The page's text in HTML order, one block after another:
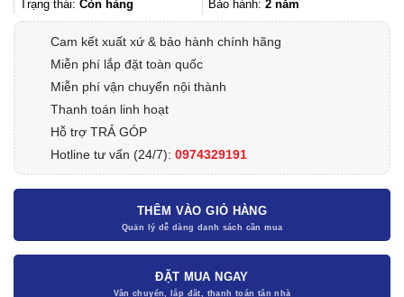
Trạng thái: Còn hàng Bảo hành: 2 năm
Cam kết xuất xứ & bảo hành chính hãng
Miễn phí lắp đặt toàn quốc
Miễn phí vận chuyển nội thành
Thanh toán linh hoạt
Hỗ trợ TRẢ GÓP
Hotline tư vấn (24/7): 0974329191
THÊM VÀO GIỎ HÀNG
ĐẶT MUA NGAY